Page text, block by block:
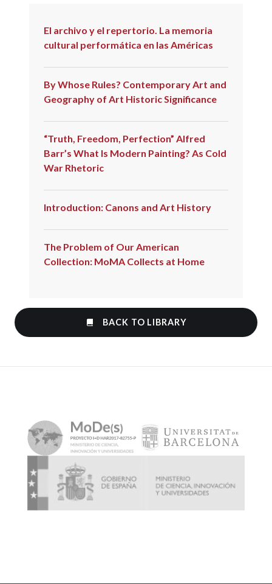
El archivo y el repertorio. La memoria
cultural performática en las Américas
By Whose Rules? Contemporary Art and
Geography of Art Historic Significance
“Truth, Freedom, Perfection” Alfred
Barr’s What Is Modern Painting? As Cold
War Rhetoric
Introduction: Canons and Art History
The Problem of Our American
Collection: MoMA Collects at Home
BACK TO LIBRARY